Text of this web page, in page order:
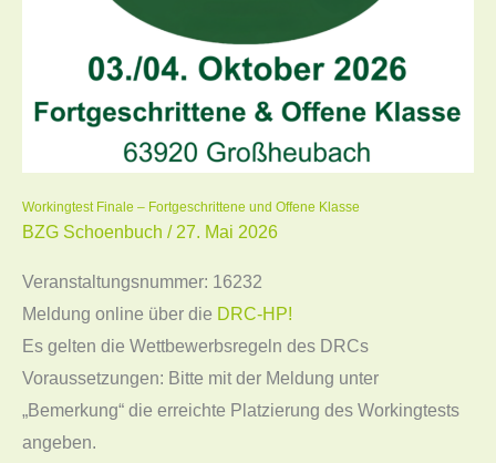
Workingtest Finale – Fortgeschrittene und Offene Klasse
BZG Schoenbuch / 27. Mai 2026
Veranstaltungsnummer: 16232
Meldung online über die DRC-HP!
Es gelten die Wettbewerbsregeln des DRCs
Voraussetzungen: Bitte mit der Meldung unter
„Bemerkung“ die erreichte Platzierung des Workingtests
angeben.